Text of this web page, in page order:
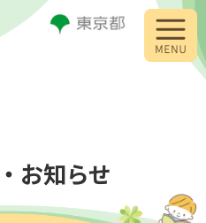
お知らせ